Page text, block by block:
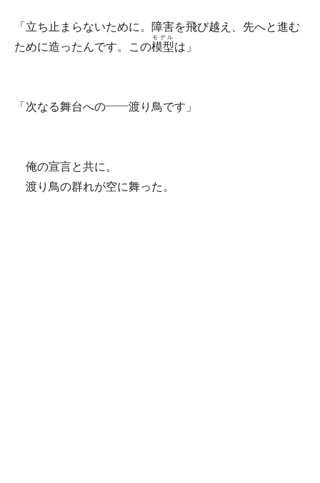
「立ち止まらないために。障害を飛び越え、先へと進む
ために造ったんです。この模型
モデル
は」
「次なる舞台への――渡り鳥です」
俺の宣言と共に。
渡り鳥の群れが空に舞った。